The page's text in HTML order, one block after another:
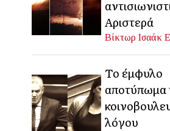
Αριστερά
Βίκτωρ Ισαάκ
Το έμφυλο
αποτύπωμα
λόγου